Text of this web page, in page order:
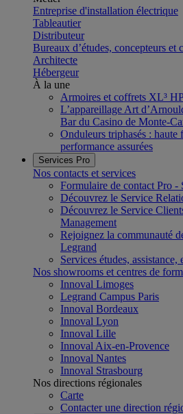
Entreprise d'installation électrique
Tableautier
Distributeur
Bureaux d’études, concepteurs et
Architecte
Hébergeur
À la une
Armoires et coffrets XL³
L’appareillage Art
Bar du Casino de Monte-
Onduleurs triphasés : haute
performance assurées
Services Pro
Nos contacts et services
Formulaire de contact Pro -
Découvrez le Service
Découvrez le Service
Management
Rejoignez la communauté
Legrand
Services études,
Nos showrooms et centres de
Innoval Limoges
Legrand Campus Paris
Innoval Bordeaux
Innoval Lyon
Innoval Lille
Innoval Aix-en-Provence
Innoval Nantes
Innoval Strasbourg
Nos directions régionales
Carte
Contacter une direction